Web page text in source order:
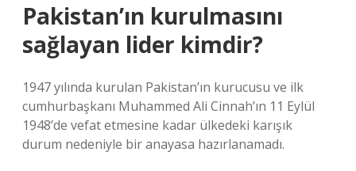
Pakistan’ın kurulmasını
sağlayan lider kimdir?
1947 yılında kurulan Pakistan’ın kurucusu ve ilk
cumhurbaşkanı Muhammed Ali Cinnah’ın 11 Eylül
1948’de vefat etmesine kadar ülkedeki karışık
durum nedeniyle bir anayasa hazırlanamadı.